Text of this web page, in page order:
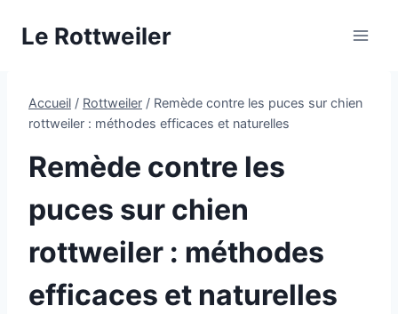
Le Rottweiler
Accueil / Rottweiler / Remède contre les puces sur chien
rottweiler : méthodes efficaces et naturelles
Remède contre les
puces sur chien
rottweiler : méthodes
efficaces et naturelles